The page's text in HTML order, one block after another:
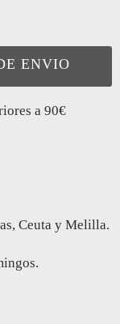
ENVIO
a 90€
Ceuta y Melilla.